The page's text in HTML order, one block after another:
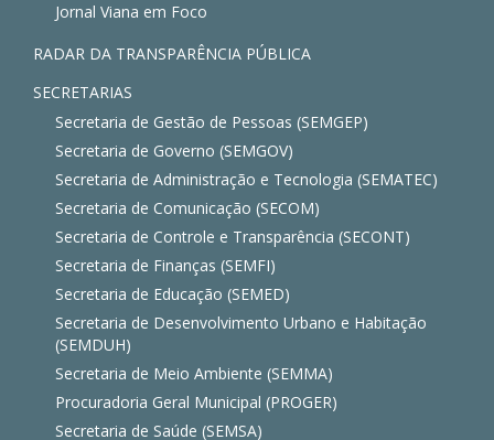
Jornal Viana em Foco
RADAR DA TRANSPARÊNCIA PÚBLICA
SECRETARIAS
Secretaria de Gestão de Pessoas (SEMGEP)
Secretaria de Governo (SEMGOV)
Secretaria de Administração e Tecnologia (SEMATEC)
Secretaria de Comunicação (SECOM)
Secretaria de Controle e Transparência (SECONT)
Secretaria de Finanças (SEMFI)
Secretaria de Educação (SEMED)
Secretaria de Desenvolvimento Urbano e Habitação
(SEMDUH)
Secretaria de Meio Ambiente (SEMMA)
Procuradoria Geral Municipal (PROGER)
Secretaria de Saúde (SEMSA)